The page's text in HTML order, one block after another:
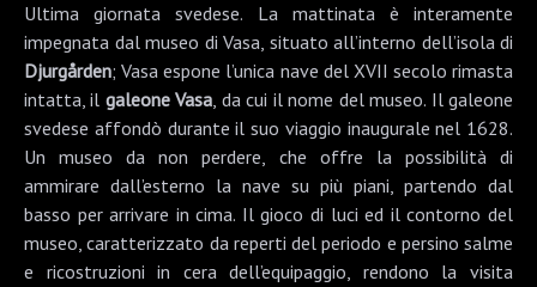
Ultima giornata svedese. La mattinata è interamente
impegnata dal museo di Vasa, situato all’interno dell’isola di
Djurgården; Vasa espone l’unica nave del XVII secolo rimasta
intatta, il galeone Vasa, da cui il nome del museo. Il galeone
svedese affondò durante il suo viaggio inaugurale nel 1628.
Un museo da non perdere, che offre la possibilità di
ammirare dall’esterno la nave su più piani, partendo dal
basso per arrivare in cima. Il gioco di luci ed il contorno del
museo, caratterizzato da reperti del periodo e persino salme
e ricostruzioni in cera dell’equipaggio, rendono la visita